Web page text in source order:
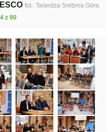
fot.: Twierdza Srebrna Góra
z 90